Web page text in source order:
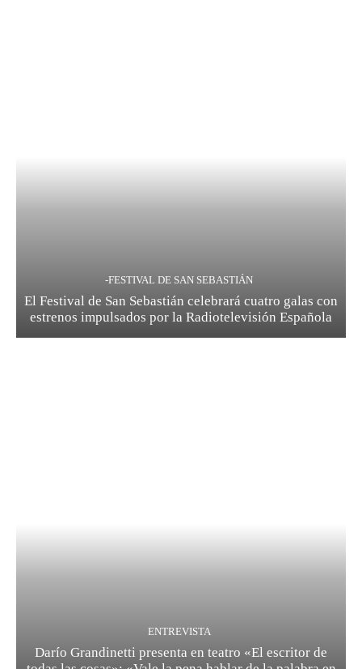
-FESTIVAL DE SAN SEBASTIÁN
El Festival de San Sebastián celebrará cuatro galas con
estrenos impulsados por la Radiotelevisión Española
ENTREVISTA
Darío Grandinetti presenta en teatro «El escritor de